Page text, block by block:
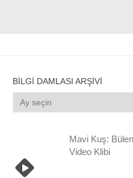
BILGI DAMLASI ARŞIVI
Bilgi
Damlası
Mavi Kuş:
Video Klibi